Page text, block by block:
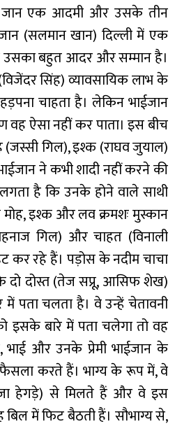
जान एक आदमी और उसके तीन
(सलमान खान) दिल्ली में एक
उसका बहुत आदर और सम्मान है।
सिंह) व्यावसायिक लाभ के
चाहता है। लेकिन भाईजान
ऐसा नहीं कर पाता। इस बीच
(जस्सी गिल), इश्क (राघव जुयाल)
ने कभी शादी नहीं करने की
है कि उनके होने वाले साथी
इश्क और लव क्रमशः मुस्कान
गिल) और चाहत (विनाली
कर रहे हैं। पड़ोस के नदीम चाचा
दोस्त (तेज सप्रू, आसिफ शेख)
पता चलता है। वे उन्हें चेतावनी
इसके बारे में पता चलेगा तो वह
भाई और उनके प्रेमी भाईजान के
करते हैं। भाग्य के रूप में, वे
हेगड़े) से मिलते हैं और वे इस
में फिट बैठती हैं। सौभाग्य से,